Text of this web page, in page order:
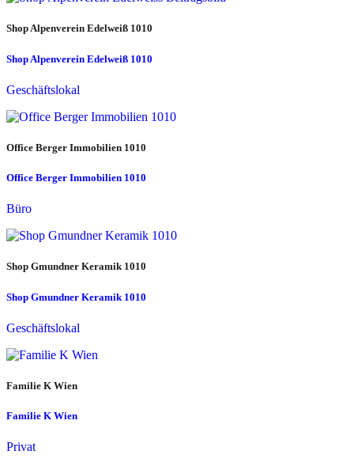
Shop Alpenverein Edelweiß 1010
Shop Alpenverein Edelweiß 1010
Geschäftslokal
Office Berger Immobilien 1010
Office Berger Immobilien 1010
Büro
Shop Gmundner Keramik 1010
Shop Gmundner Keramik 1010
Geschäftslokal
Familie K Wien
Familie K Wien
Privat